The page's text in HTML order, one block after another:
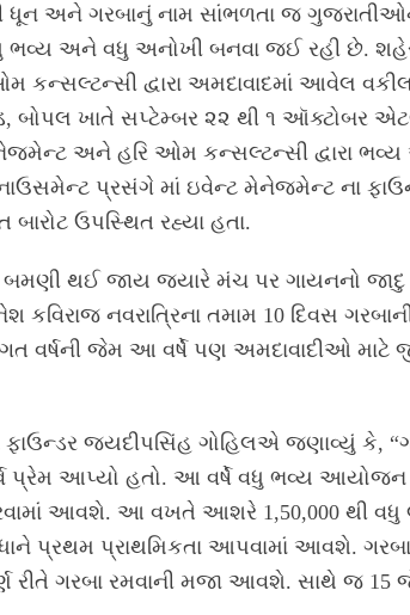
ધૂન અને ગરબાનું નામ સાંભળતા જ
ભવ્ય અને વધુ અનોખી બનવા જઈ રહી છે.
દ્વારા અમદાવાદમાં આવેલ વકીલ
બોપલ ખાતે સપ્ટેમ્બર ૨૨ થી ૧ ઑક્ટોબર
અને હરિ ઓમ કન્સલ્ટન્સી દ્વારા
પ્રસંગે માં ઇવેન્ટ મેનેજમેન્ટ ના
ઉપસ્થિત રહ્યા હતા.
બમણી થઈ જાય જ્યારે મંચ પર ગાયનનો જાદુ
કવિરાજ નવરાત્રિના તમામ 10 દિવસ
વર્ષની જેમ આ વર્ષે પણ અમદાવાદીઓ માટે
જયદીપસિંહ ગોહિલએ જણાવ્યું કે,
પ્રેમ આપ્યો હતો. આ વર્ષે વધુ ભવ્ય આયોજન
આવશે. આ વખતે આશરે 1,50,000 થી વધુ
પ્રથમ પ્રાથમિકતા આપવામાં આવશે. ગરબા
ગરબા રમવાની મજા આવશે. સાથે જ 15